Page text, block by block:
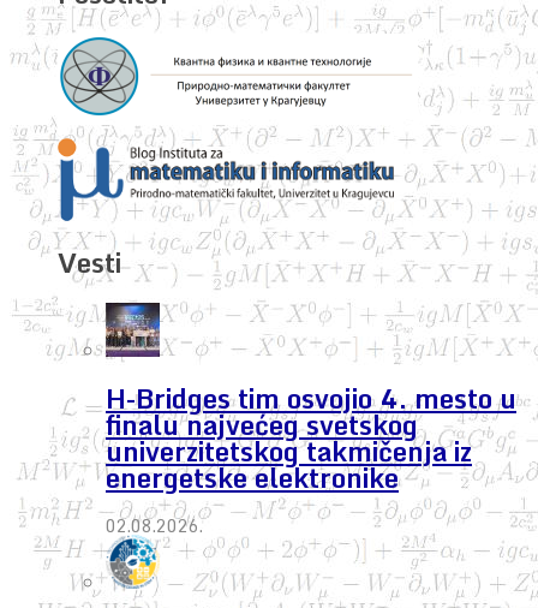
Vesti
H-Bridges tim osvojio 4. mesto u
finalu najvećeg svetskog
univerzitetskog takmičenja iz
energetske elektronike
02.08.2026.